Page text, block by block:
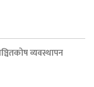
व्यवस्थापन